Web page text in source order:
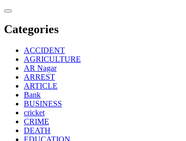
Skip
content
Categories
ACCIDENT
AGRICULTURE
AR Nagar
ARREST
ARTICLE
Bank
BUSINESS
cricket
CRIME
DEATH
EDUCATION